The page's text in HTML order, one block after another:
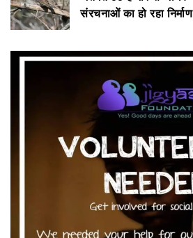
संरचनाओं का हो रहा निर्माण